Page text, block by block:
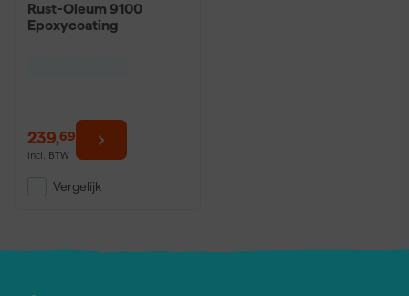
Rust-Oleum 9100
Epoxycoating
239,69
incl. BTW
Vergelijk